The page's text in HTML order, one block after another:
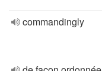
commandingly